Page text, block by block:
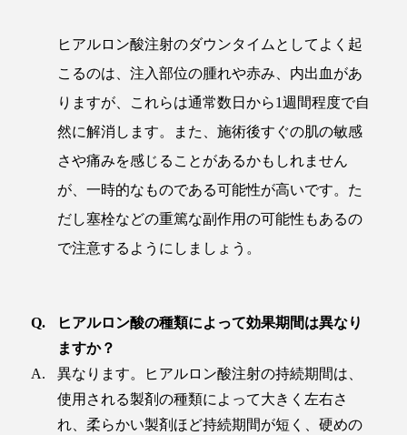
ヒアルロン酸注射のダウンタイムとしてよく起
こるのは、注入部位の腫れや赤み、内出血があ
りますが、これらは通常数日から1週間程度で自
然に解消します。また、施術後すぐの肌の敏感
さや痛みを感じることがあるかもしれません
が、一時的なものである可能性が高いです。た
だし塞栓などの重篤な副作用の可能性もあるの
で注意するようにしましょう。
ヒアルロン酸の種類によって効果期間は異なり
ますか？
異なります。ヒアルロン酸注射の持続期間は、
使用される製剤の種類によって大きく左右さ
れ、柔らかい製剤ほど持続期間が短く、硬めの